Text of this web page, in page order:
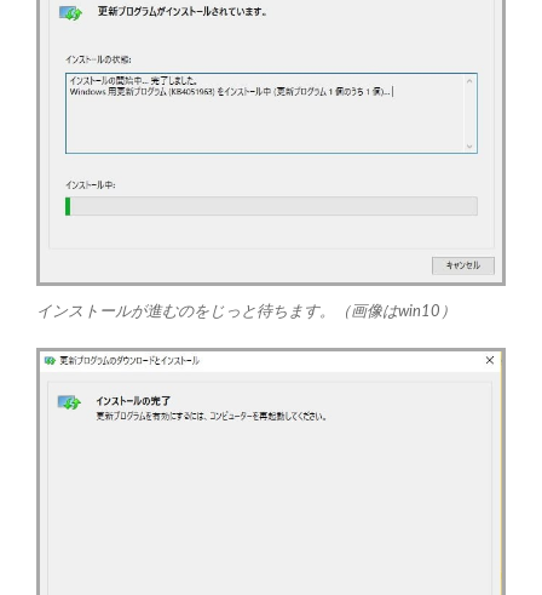
インストールが進むのをじっと待ちます。（画像はwin10）